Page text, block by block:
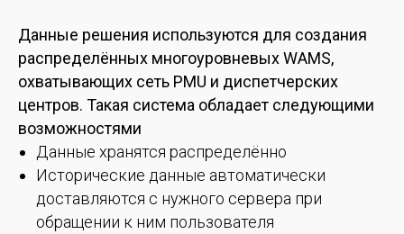
Данные решения используются для создания
распределённых многоуровневых WAMS,
охватывающих сеть PMU и диспетчерских
центров. Такая система обладает следующими
возможностями
Данные хранятся распределённо
Исторические данные автоматически
доставляются с нужного сервера при
обращении к ним пользователя